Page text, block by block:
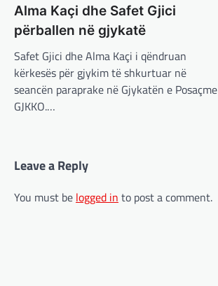
Alma Kaçi dhe Safet Gjici
përballen në gjykatë
Safet Gjici dhe Alma Kaçi i qëndruan
kërkesës për gjykim të shkurtuar në
seancën paraprake në Gjykatën e Posaçme
GJKKO.…
Leave a Reply
You must be logged in to post a comment.